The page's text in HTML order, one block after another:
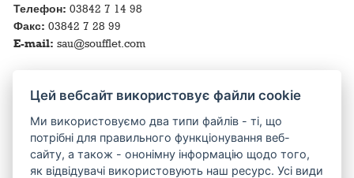
Телефон: 03842 7 14 98
Факс: 03842 7 28 99
E-mail: sau@soufflet.com
КОРИСНІ ПОСИЛАННЯ
Славутський
Солодовий Завод
Цей вебсайт використовує файли cookie
Ми використовуємо два типи файлів - ті, що
потрібні для правильного функціонування веб-
сайту, а також - ононімну інформацію щодо того,
як відвідувачі використовують наш ресурс. Усі види